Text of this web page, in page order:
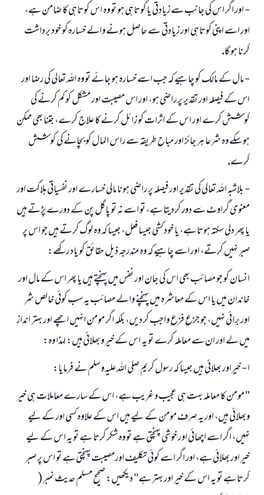
- اور اگر اس كى جانب سے زيادتى يا كوتاہى ہو تو وہ اس كوتاہى كا ضامن ہے،
اور اسے اپنى كوتاہى اور زيادتى سے حاصل ہونے والے خسارہ كو خود برداشت
كرنا ہو گا.
- مال كے مالك كو چاہيے كہ جب اسے خسارہ ہو جائے تو وہ اللہ تعالى كى رضا اور
اس كے فيصلہ اور تقدير پر راضى ہو، اور اس مصيبت اور مشكل كو كم كرنے كى
كوشش كرے اور اس كے اثرات كو زائل كرنے كا علاج كرے، جتنا بھى ممكن
ہو سكے وہ شرعا ہر جائز اور مباح طريقہ سے راس المال كو بچانے كى كوشش
كرے.
- بلاشبہ اللہ تعالى كى تقدير اور فيصلہ پر راضى ہونا مالى خسارے اور نفسياتى ہلاكت اور
معنوى گراوٹ سے دور كرديتا ہے، تو اسے نہ تو پاگل پن كے دورے پڑتے ہيں
يا پھر دلى سكتہ ہوتا ہے، يا خود كشى جيسا فعل، جيسا كہ وہ لوگ كرتے ہيں جو اس پر
صبر نہيں كرتے، اور اسے چاہيے كہ وہ مندرجہ ذيل حقائق كو ياد ركھے:
انسان كو جو مصائب بھى اس كى جان اور نفس ميں پہنچتے ہيں يا پھر اس كے مال اور
خاندان ميں يا اس كے معاشرہ ميں پہنچنے والے مصائب يہ سب كوئى خالص شر
اور برائى نہيں، جو جزع فزع واجب كرديں، بلكہ اگر مومن انہيں اچھے اور بہتر انداز
ميں لے اور ان سے معاملہ كرے تو يہ اس كے خير و بھلائى ہيں: لہذا وہ:
ا - خيراور بھلائى ہيں جيسا كہ رسول كريم صلى اللہ عليہ وسلم نے فرمايا:
" مومن كا معاملہ بہت ہى عجيب و غريب ہے، اس كے سارے معاملات ہى خير
وبھلائى ہيں، اور يہ صرف مومن كے ليے ہيں اس كے علاوہ كسى اور كے ليے
نہيں، اگر اسے اچھائى اور خوشى پہنچتى ہے تو وہ شكر كرتا ہے تو يہ اس كے ليے
خير اور بھلائى ہے، اور اگر اسے كوئى تكليف اورمصيبت پہنچتى ہے تو اس پر صبر
كرتا ہے تو يہ اس كے خير اور بہتر ہے" ديكھيں: صحيح مسلم حديث نمبر (